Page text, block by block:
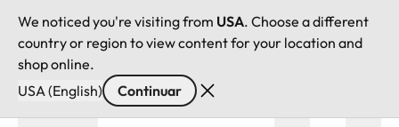
We noticed you're visiting from USA. Choose a different
country or region to view content for your location and
shop online.
USA (English)
Continuar